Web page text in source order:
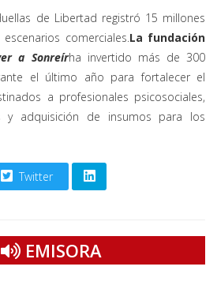
de Libertad registró 15 millones
comerciales. La fundación
a Sonreírha invertido más de 300
el último año para fortalecer el
a profesionales psicosociales,
y adquisición de insumos para los
Twitter
EMISORA